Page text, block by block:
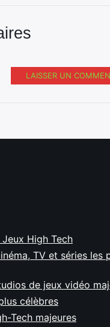
LAISSER UN
Jeux High Tech
TV et séries les
de jeux vidéo
célèbres
Tech majeures